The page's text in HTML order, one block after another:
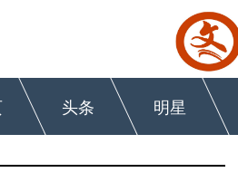
头条 明星